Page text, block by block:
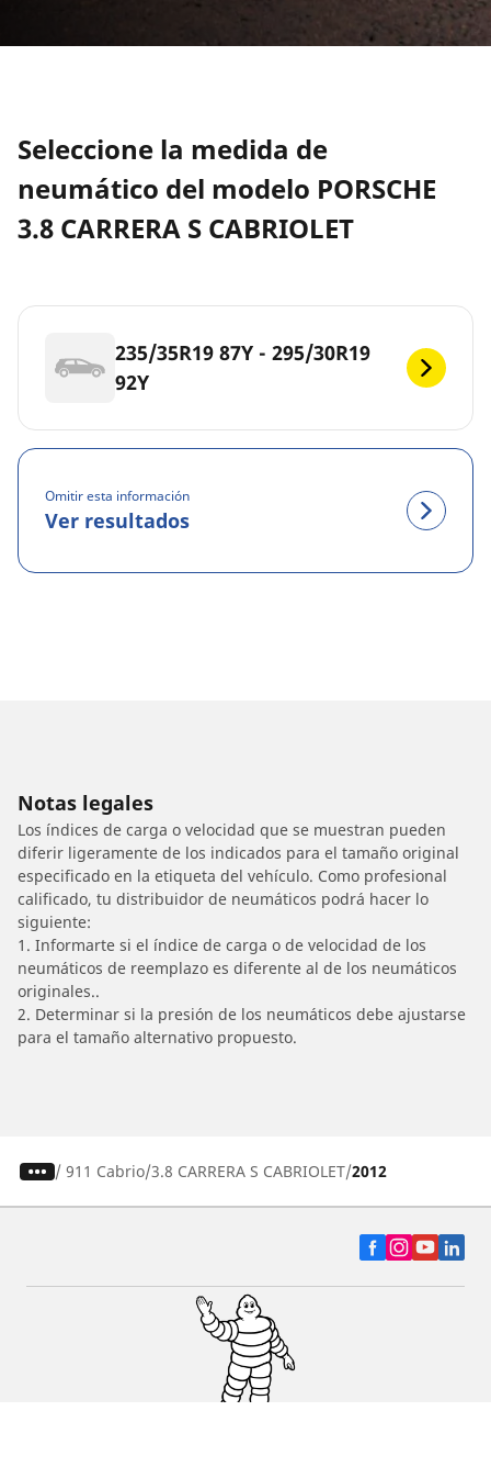
Seleccione la medida de
neumático del modelo PORSCHE
3.8 CARRERA S CABRIOLET
235/35R19 87Y - 295/30R19
92Y
Omitir esta información
Ver resultados
Notas legales
Los índices de carga o velocidad que se muestran pueden
diferir ligeramente de los indicados para el tamaño original
especificado en la etiqueta del vehículo. Como profesional
calificado, tu distribuidor de neumáticos podrá hacer lo
siguiente:
1. Informarte si el índice de carga o de velocidad de los
neumáticos de reemplazo es diferente al de los neumáticos
originales..
2. Determinar si la presión de los neumáticos debe ajustarse
para el tamaño alternativo propuesto.
/ 911 Cabrio 3.8 CARRERA S CABRIOLET 2012